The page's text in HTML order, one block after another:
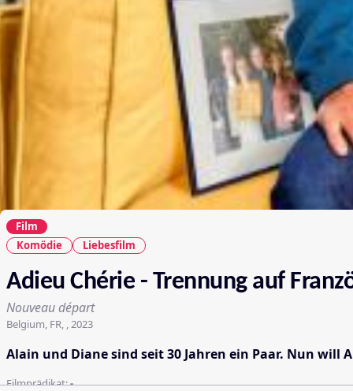
Film
Komödie
Liebesfilm
Adieu Chérie - Trennung auf
Nouveau départ
Belgium, FR, , 2023
Alain und Diane sind seit 30 Jahren ein Paar. Nun
Filmprädikat:-